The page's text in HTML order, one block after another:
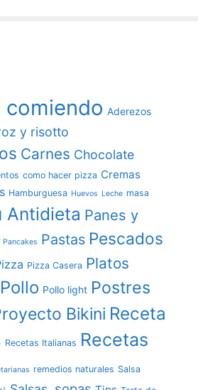
comiendo Aderezos
y risotto
Carnes Chocolate
como hacer pizza Cremas
Hamburguesa Huevos Leche masa
Antidieta Panes y
Pancakes Pastas Pescados
Pizza Casera Platos
Pollo Pollo light Postres
Bikini Receta
Recetas Italianas Recetas
remedios naturales Salsa